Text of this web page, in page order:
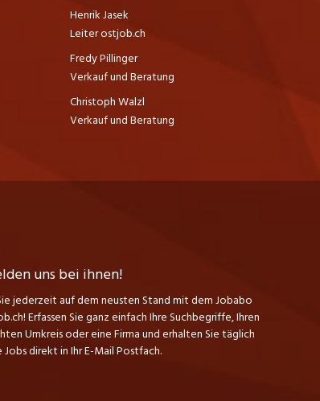
Henrik Jasek
Leiter ostjob.ch
Fredy Pillinger
Verkauf und Beratung
Christoph Walzl
Verkauf und Beratung
uns bei ihnen!
jederzeit auf dem neusten Stand mit dem Jobabo
Erfassen Sie ganz einfach Ihre Suchbegriffe, Ihren
Umkreis oder eine Firma und erhalten Sie täglich
Jobs direkt in Ihr E-Mail Postfach.